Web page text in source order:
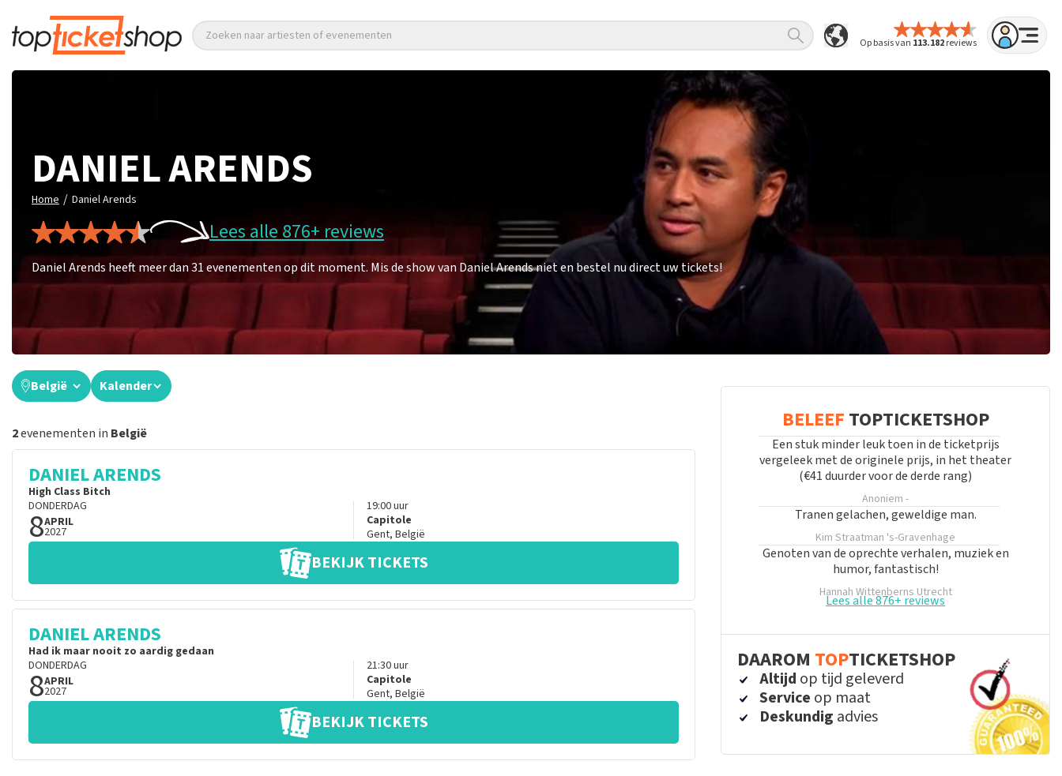
Op basis van 113.182reviews
Zoeken naar artiesten of evenementen
DANIEL ARENDS
Home / Daniel Arends
Lees alle 876+ reviews
Daniel Arends heeft meer dan 31 evenementen op dit moment. Mis de show van Daniel Arends niet en bestel nu direct uw tickets!
België Kalender
2evenementen in België
DANIEL ARENDS
High Class Bitch
DONDERDAG
8APRIL
2027
19:00uur
Capitole
Gent, België
BEKIJK TICKETS
DANIEL ARENDS
Had ik maar nooit zo aardig gedaan
DONDERDAG
8APRIL
2027
21:30uur
Capitole
Gent, België
BEKIJK TICKETS
BELEEF TOPTICKETSHOP
Een stuk minder leuk toen in de ticketprijs
vergeleek met de originele prijs, in het theater
(€41 duurder voor de derde rang)
Anoniem -
Tranen gelachen, geweldige man.
Kim Straatman 's-Gravenhage
Genoten van de oprechte verhalen, muziek en
humor, fantastisch!
Hannah Wittenberns Utrecht
Lees alle 876+ reviews
DAAROM TOPTICKETSHOP
Altijd op tijd geleverd
Service op maat
Deskundig advies